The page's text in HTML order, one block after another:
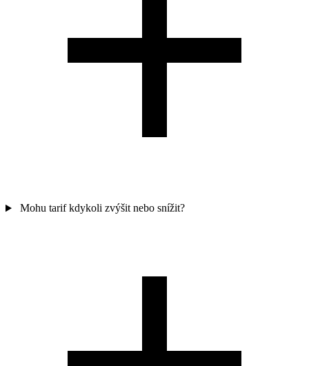
Mohu tarif kdykoli zvýšit nebo snížit?